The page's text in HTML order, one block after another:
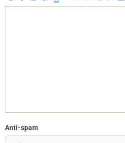
Anti-spam